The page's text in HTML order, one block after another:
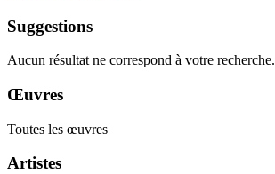
Suggestions
Aucun résultat ne correspond à votre recherche.
Œuvres
Toutes les œuvres
Artistes